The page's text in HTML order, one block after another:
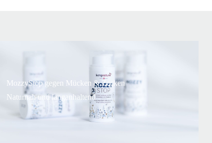
MozzyStop gegen Mücken & Zecken
Naturnah und langanhaltend